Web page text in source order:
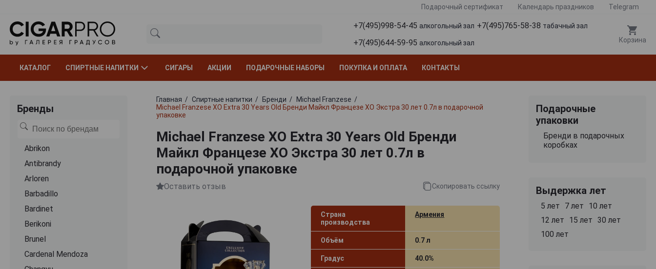
Подарочный сертификат Календарь праздников Telegram
+7(495)998-54-45 алкогольный зал +7(495)765-58-38 табачный зал
+7(495)644-59-95 алкогольный зал Корзина
КАТАЛОГ СПИРТНЫЕ НАПИТКИ СИГАРЫ АКЦИИ ПОДАРОЧНЫЕ НАБОРЫ ПОКУПКА И ОПЛАТА КОНТАКТЫ
Бренды
Abrikon
Antibrandy
Arloren
Barbadillo
Bardinet
Berikoni
Brunel
Cardenal Mendoza
Главная Спиртные напитки Бренди
Michael Franzese
Michael Franzese XO Extra 30 Years Old Бренди Майкл Францезе ХО Экстра 30 лет 0.7л в подарочной
упаковке
Michael Franzese XO Extra 30 Years Old Бренди
Майкл Францезе ХО Экстра 30 лет 0.7л в
подарочной упаковке
Оставить отзыв Скопировать ссылку
Страна
производства
Армения
Объём 0.7 л
Градус 40.0%
Подарочные
упаковки
Бренди в подарочных
коробках
Выдержка лет
5 лет 7 лет
10 лет
12 лет
15 лет 30 лет
100 лет